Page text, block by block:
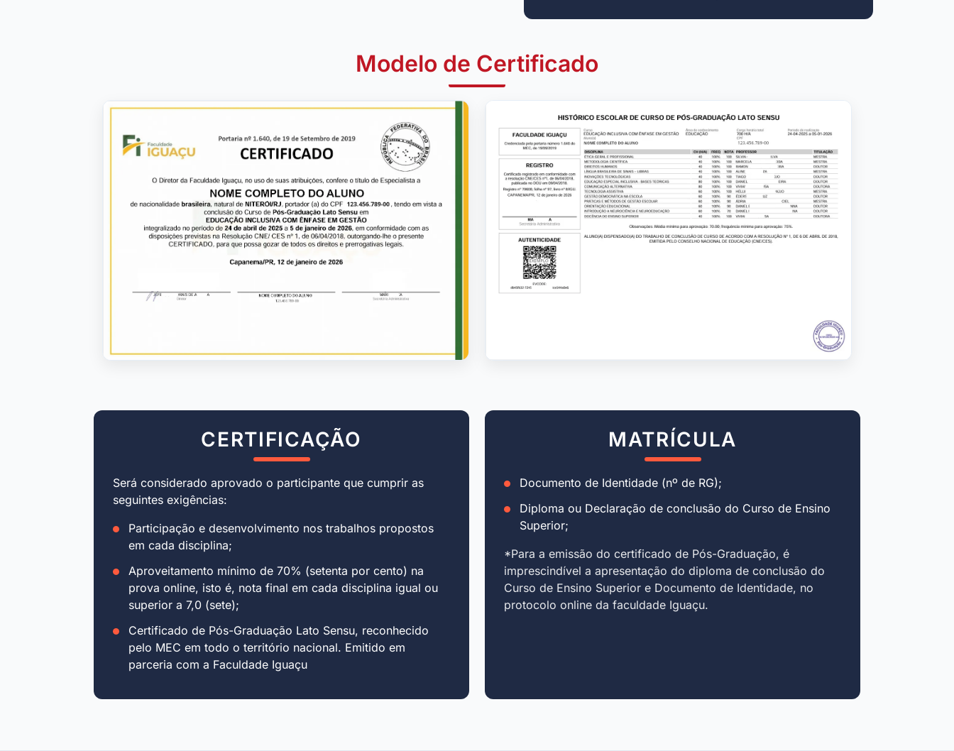
Modelo de Certificado
CERTIFICAÇÃO
Será considerado aprovado o participante que cumprir as
seguintes exigências:
Participação e desenvolvimento nos trabalhos propostos
em cada disciplina;
Aproveitamento mínimo de 70% (setenta por cento) na
prova online, isto é, nota final em cada disciplina igual ou
superior a 7,0 (sete);
Certificado de Pós-Graduação Lato Sensu, reconhecido
pelo MEC em todo o território nacional. Emitido em
parceria com a Faculdade Iguaçu
MATRÍCULA
Documento de Identidade (nº de RG);
Diploma ou Declaração de conclusão do Curso de Ensino
Superior;
*Para a emissão do certificado de Pós-Graduação, é
imprescindível a apresentação do diploma de conclusão do
Curso de Ensino Superior e Documento de Identidade, no
protocolo online da faculdade Iguaçu.